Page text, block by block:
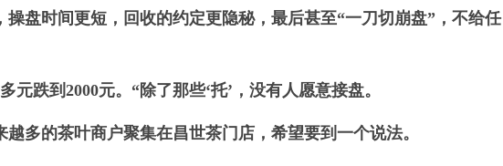
操盘时间更短，回收的约定更隐秘，最后甚至“一刀切崩盘”，不给任
元跌到2000元。“除了那些‘托’，没有人愿意接盘。
多的茶叶商户聚集在昌世茶门店，希望要到一个说法。